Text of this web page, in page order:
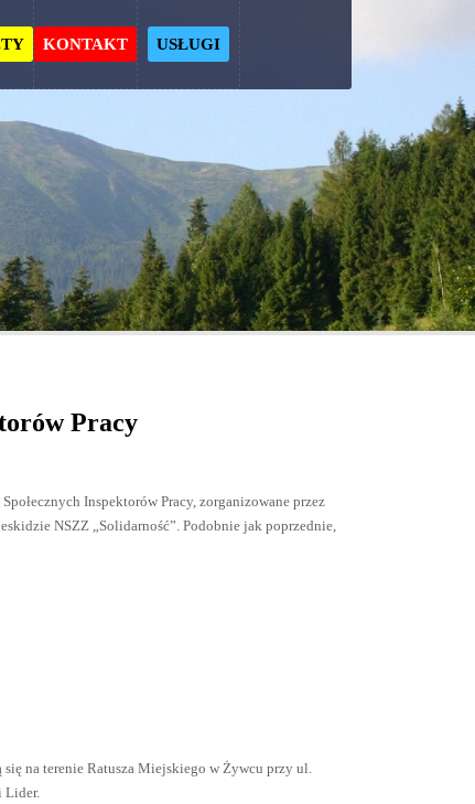
KONTAKT USŁUGI
Pracy
Inspektorów Pracy, zorganizowane przez
NSZZ „Solidarność”. Podobnie jak poprzednie,
na terenie Ratusza Miejskiego w Żywcu przy ul.
Lider.